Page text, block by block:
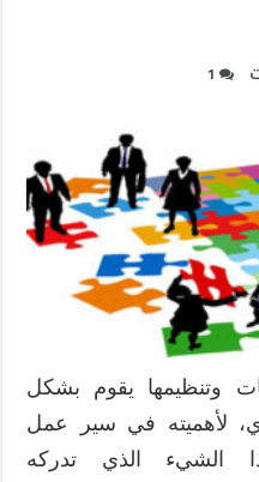
1
وتنظيمها يقوم بشكل
لأهميته في سير عمل
الشيء الذي تدركه